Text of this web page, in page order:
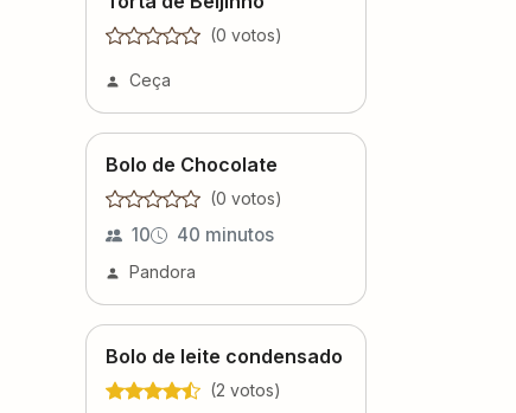
(0 votos)
Ceça
Bolo de Chocolate
(0 votos)
10 40 minutos
Pandora
Bolo de leite condensado
(2 votos)